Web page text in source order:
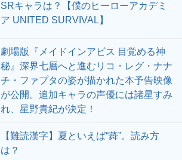
SRキャラは？【僕のヒーローアカデミ
ア UNITED SURVIVAL】
劇場版『メイドインアビス 目覚める神
秘』深界七層へと進むリコ・レグ・ナナ
チ・ファプタの姿が描かれた本予告映像
が公開。追加キャラの声優には諸星すみ
れ、星野貴紀が決定！
【難読漢字】夏といえば“蕣”。読み方
は？